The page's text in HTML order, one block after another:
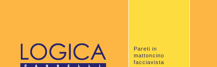
Pareti in
mattoncino
facciavista